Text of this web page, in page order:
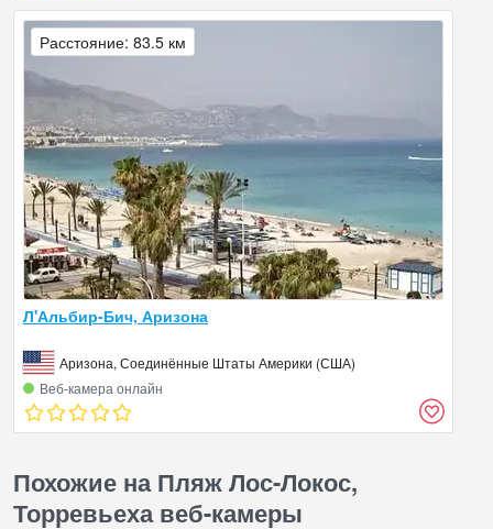
Л'Альбир-Бич, Аризона
Аризона, Соединённые Штаты Америки (США)
Веб‑камера онлайн
Расстояние: 83.5 км
Похожие на Пляж Лос-Локос,
Торревьеха веб-камеры